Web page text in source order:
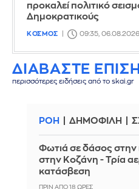
προκαλεί πολιτικό
Δημοκρατικούς
ΚΟΣΜΟΣ 09:35, 06.08.2026
ΔΙΑΒΑΣΤΕ
περισσότερες ειδήσεις από το skai.gr
ΡΟΗ ΔΗΜΟΦΙΛΗ
Φωτιά σε δάσος στην
στην Κοζάνη - Τρία
κατάσβεση
ΠΡΙΝ ΑΠΌ 18 ΏΡΕΣ